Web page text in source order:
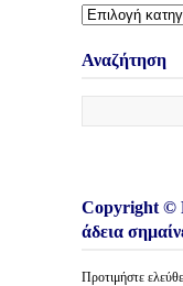
Διάφορες
Άρθρων
Αναζήτηση
Copyright ©
άδεια
Προτιμήστε